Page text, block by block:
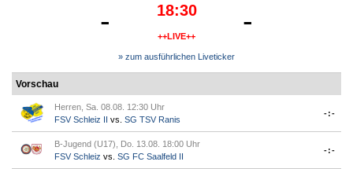
- 18:30
++LIVE++ -
» zum ausführlichen Liveticker
Vorschau
Herren, Sa. 08.08. 12:30 Uhr
FSV Schleiz II vs. SG TSV Ranis
-:-
B-Jugend (U17), Do. 13.08. 18:00 Uhr
FSV Schleiz vs. SG FC Saalfeld II
-:-